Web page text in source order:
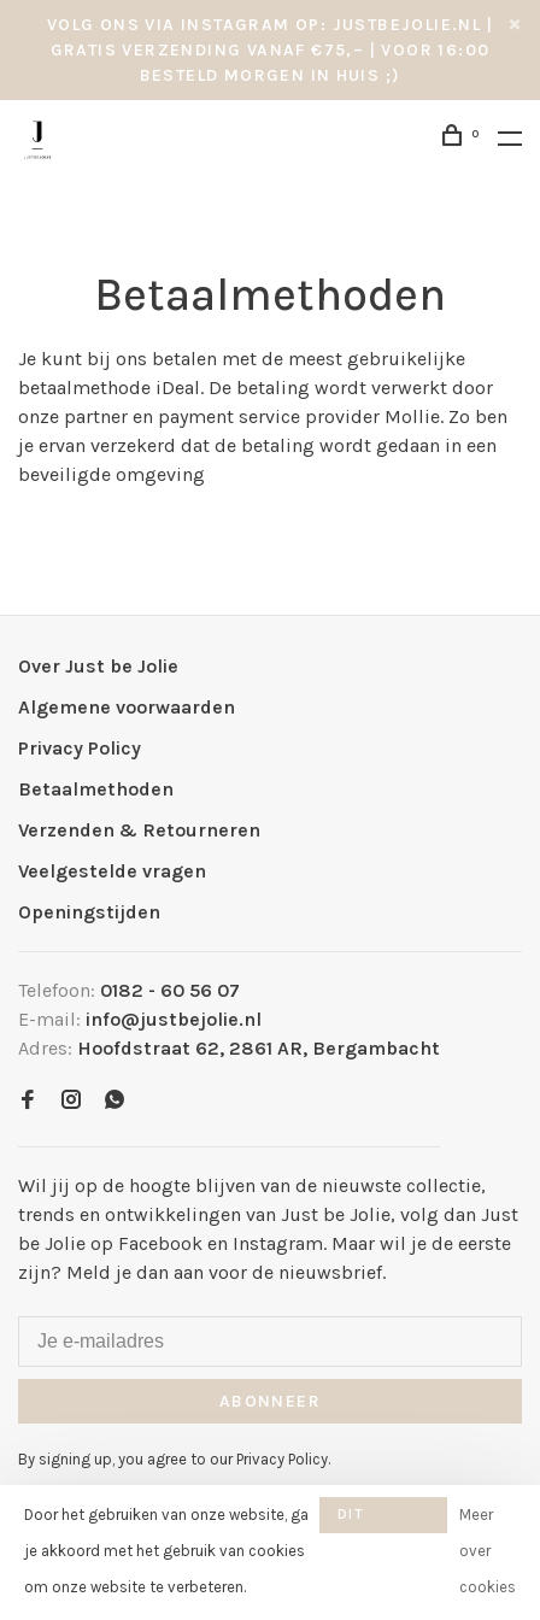
VOLG ONS VIA INSTAGRAM OP: JUSTBEJOLIE.NL |
GRATIS VERZENDING VANAF €75,– | VOOR 16:00
BESTELD MORGEN IN HUIS ;)
0
Betaalmethoden
Je kunt bij ons betalen met de meest gebruikelijke
betaalmethode iDeal. De betaling wordt verwerkt door
onze partner en payment service provider Mollie. Zo ben
je ervan verzekerd dat de betaling wordt gedaan in een
beveiligde omgeving
Over Just be Jolie
Algemene voorwaarden
Privacy Policy
Betaalmethoden
Verzenden & Retourneren
Veelgestelde vragen
Openingstijden
Telefoon: 0182 - 60 56 07
E-mail: info@justbejolie.nl
Adres: Hoofdstraat 62, 2861 AR, Bergambacht
Wil jij op de hoogte blijven van de nieuwste collectie,
trends en ontwikkelingen van Just be Jolie, volg dan Just
be Jolie op Facebook en Instagram. Maar wil je de eerste
zijn? Meld je dan aan voor de nieuwsbrief.
ABONNEER
By signing up, you agree to our Privacy Policy.
© Copyright 2026 Just be Jolie
Door het gebruiken van onze website, ga
je akkoord met het gebruik van cookies
om onze website te verbeteren.
DIT
Meer
over
cookies